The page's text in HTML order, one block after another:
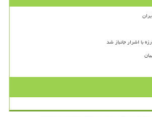
با اشرار جانباز شد